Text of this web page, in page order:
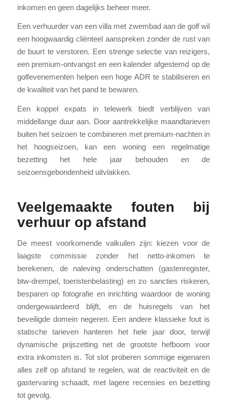
inkomen en geen dagelijks beheer meer.
Een verhuurder van een villa met zwembad aan de golf wil
een hoogwaardig cliënteel aanspreken zonder de rust van
de buurt te verstoren. Een strenge selectie van reizigers,
een premium-ontvangst en een kalender afgestemd op de
golfevenementen helpen een hoge ADR te stabiliseren en
de kwaliteit van het pand te bewaren.
Een koppel expats in telewerk biedt verblijven van
middellange duur aan. Door aantrekkelijke maandtarieven
buiten het seizoen te combineren met premium-nachten in
het hoogseizoen, kan een woning een regelmatige
bezetting het hele jaar behouden en de
seizoensgebondenheid uitvlakken.
Veelgemaakte fouten bij
verhuur op afstand
De meest voorkomende valkuilen zijn: kiezen voor de
laagste commissie zonder het netto-inkomen te
berekenen, de naleving onderschatten (gastenregister,
btw-drempel, toeristenbelasting) en zo sancties riskeren,
besparen op fotografie en inrichting waardoor de woning
ondergewaardeerd blijft, en de huisregels van het
beveiligde domein negeren. Een andere klassieke fout is
statische tarieven hanteren het hele jaar door, terwijl
dynamische prijszetting net de grootste hefboom voor
extra inkomsten is. Tot slot proberen sommige eigenaren
alles zelf op afstand te regelen, wat de reactiviteit en de
gastervaring schaadt, met lagere recensies en bezetting
tot gevolg.